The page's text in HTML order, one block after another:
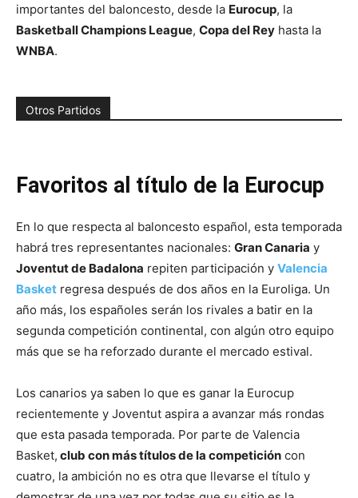
importantes del baloncesto, desde la Eurocup, la
Basketball Champions League, Copa del Rey hasta la
WNBA.
Otros Partidos
Favoritos al título de la Eurocup
En lo que respecta al baloncesto español, esta temporada
habrá tres representantes nacionales: Gran Canaria y
Joventut de Badalona repiten participación y Valencia
Basket regresa después de dos años en la Euroliga. Un
año más, los españoles serán los rivales a batir en la
segunda competición continental, con algún otro equipo
más que se ha reforzado durante el mercado estival.
Los canarios ya saben lo que es ganar la Eurocup
recientemente y Joventut aspira a avanzar más rondas
que esta pasada temporada. Por parte de Valencia
Basket, club con más títulos de la competición con
cuatro, la ambición no es otra que llevarse el título y